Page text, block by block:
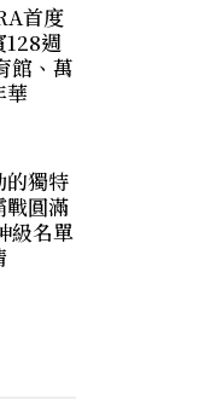
首度
128週
館、萬
華
的獨特
戰圓滿
級名單